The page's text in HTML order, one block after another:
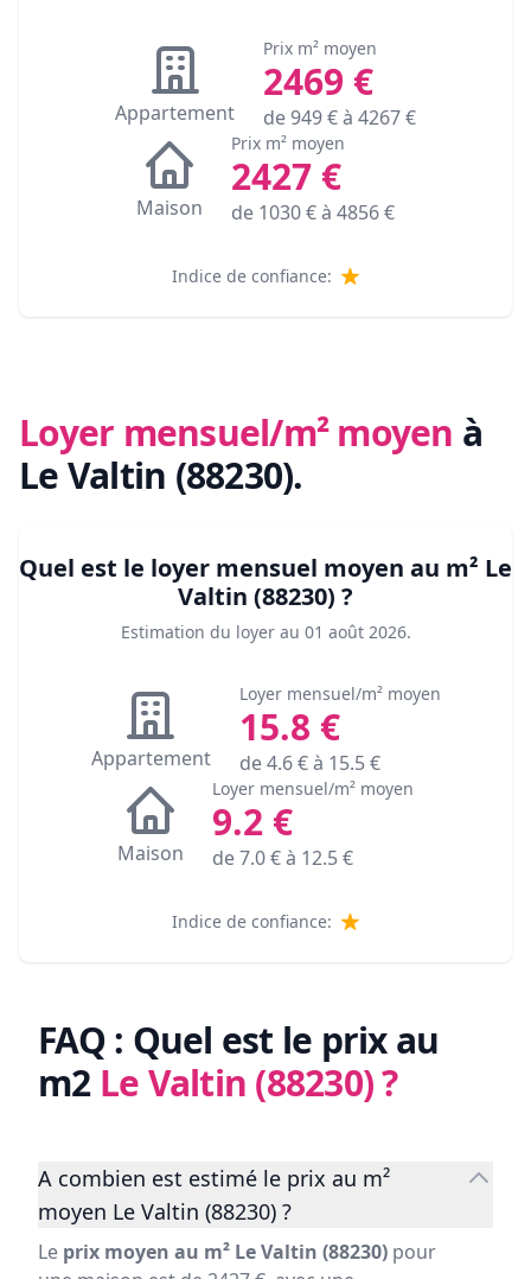
Appartement
Prix m² moyen
2469 €
de949€ à 4267€
Maison
Prix m² moyen
2427 €
de 1030€ à 4856€
Indice de confiance:
Loyer mensuel/m² moyen à
Le Valtin (88230).
Quel est le loyer mensuel moyen au m² Le
Valtin (88230) ?
Estimation du loyer au 01 août 2026.
Appartement
Loyer mensuel/m² moyen
15.8 €
de4.6€ à 15.5€
Maison
Loyer mensuel/m² moyen
9.2 €
de7.0€ à 12.5€
Indice de confiance:
FAQ : Quel est le prix au
m2 Le Valtin (88230)?
A combien est estimé le prix au m²
moyen Le Valtin (88230) ?
Le prix moyen au m² Le Valtin (88230) pour